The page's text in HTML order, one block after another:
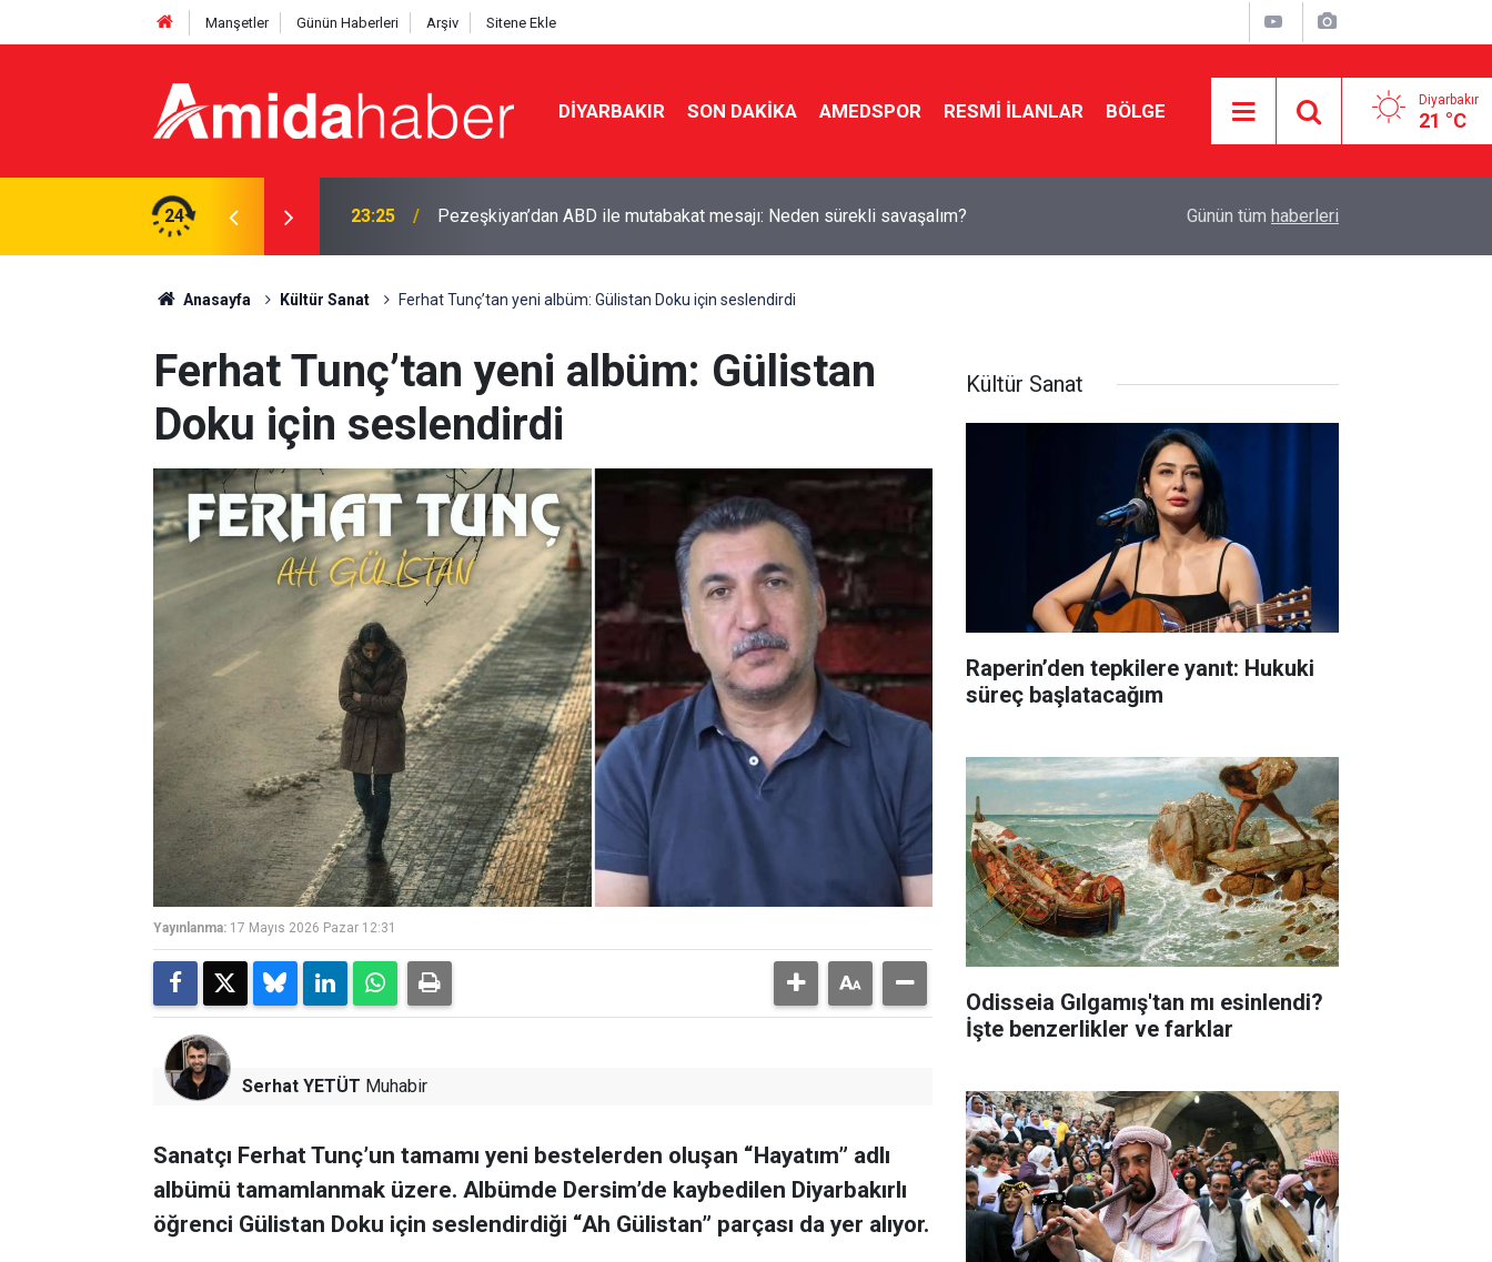
Manşetler Günün Haberleri Arşiv Sitene Ekle
DIYARBAKIR SON DAKIKA AMEDSPOR RESMI İLANLAR BÖLGE Diyarbakır
21 °C
24
‘Başım dik ayrılıyorum’ 23:25 Pezeşkiyan’dan ABD ile mutabakat mesajı: Neden sürekli savaşalım? Musa Anter davasının yeniden açılması için
Günün tüm haberleri
Anasayfa Kültür Sanat Ferhat Tunç’tan yeni albüm: Gülistan Doku için seslendirdi
Ferhat Tunç’tan yeni albüm: Gülistan
Doku için seslendirdi
Yayınlanma: 17 Mayıs 2026 Pazar 12:31
Serhat YETÜT Muhabir
Sanatçı Ferhat Tunç’un tamamı yeni bestelerden oluşan “Hayatım” adlı
albümü tamamlanmak üzere. Albümde Dersim’de kaybedilen Diyarbakırlı
öğrenci Gülistan Doku için seslendirdiği “Ah Gülistan” parçası da yer alıyor.
Kültür Sanat
Raperin’den tepkilere yanıt: Hukuki
süreç başlatacağım
Odisseia Gılgamış'tan mı esinlendi?
İşte benzerlikler ve farklar